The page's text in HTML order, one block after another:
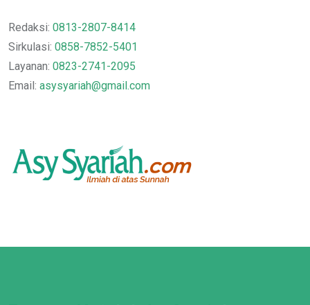
Redaksi: 0813-2807-8414
Sirkulasi: 0858-7852-5401
Layanan: 0823-2741-2095
Email: asysyariah@gmail.com